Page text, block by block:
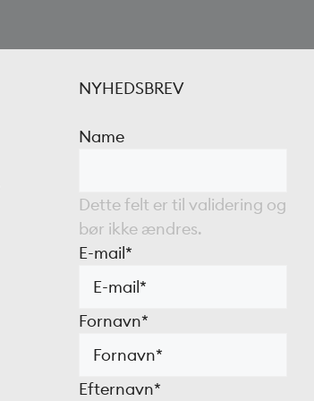
NYHEDSBREV
Name
Dette felt er til validering og
bør ikke ændres.
E-mail*
Fornavn*
Efternavn*